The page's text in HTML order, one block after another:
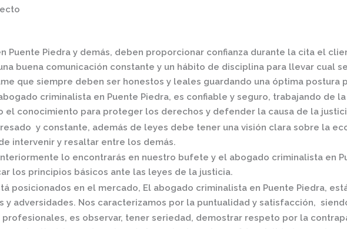
Puente Piedra y demás, deben proporcionar confianza durante la cita el
buena comunicación constante y un hábito de disciplina para llevar cual
que siempre deben ser honestos y leales guardando una óptima postura
criminalista en Puente Piedra, es confiable y seguro, trabajando de
el conocimiento para proteger los derechos y defender la causa de la
y constante, además de leyes debe tener una visión clara sobre la
intervenir y resaltar entre los demás.
lo encontrarás en nuestro bufete y el abogado criminalista en
los principios básicos ante las leyes de la justicia.
posicionados en el mercado, El abogado criminalista en Puente Piedra,
y adversidades. Nos caracterizamos por la puntualidad y satisfacción,
es observar, tener seriedad, demostrar respeto por la